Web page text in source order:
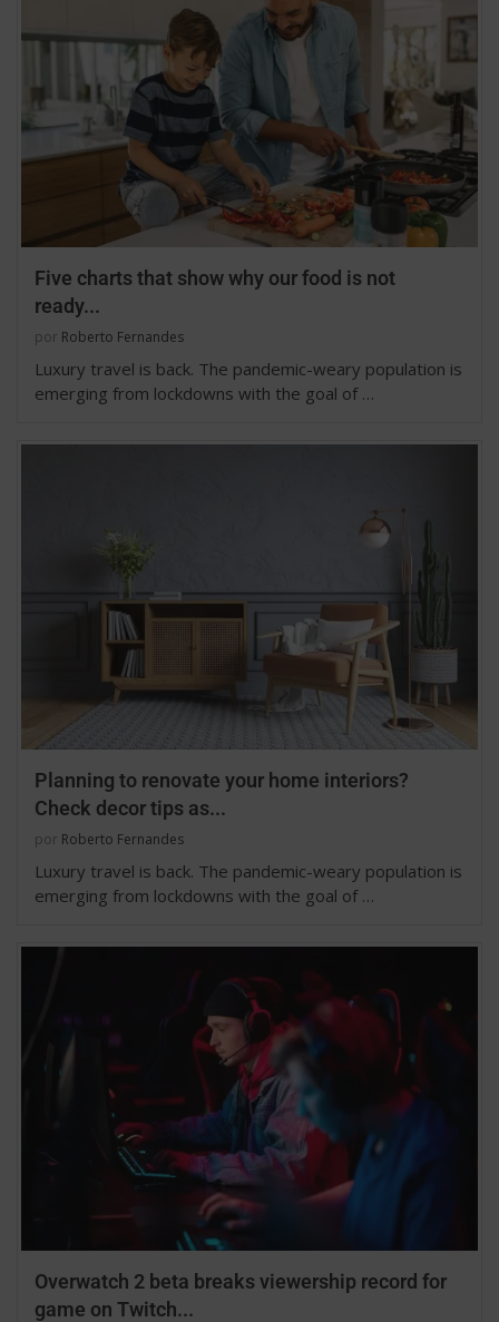
Five charts that show why our food is not
ready...
por Roberto Fernandes
Luxury travel is back. The pandemic-weary population is
emerging from lockdowns with the goal of …
Planning to renovate your home interiors?
Check decor tips as...
por Roberto Fernandes
Luxury travel is back. The pandemic-weary population is
emerging from lockdowns with the goal of …
Overwatch 2 beta breaks viewership record for
game on Twitch...